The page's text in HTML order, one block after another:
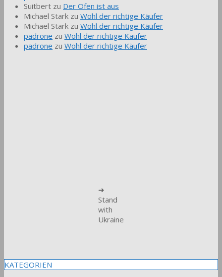
Suitbert zu Der Ofen ist aus
Michael Stark zu Wohl der richtige Käufer
Michael Stark zu Wohl der richtige Käufer
padrone zu Wohl der richtige Käufer
padrone zu Wohl der richtige Käufer
➜
Stand
with
Ukraine
KATEGORIEN